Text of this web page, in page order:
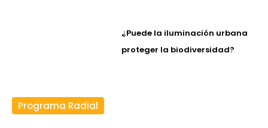
¿Puede la iluminación urbana
proteger la biodiversidad?
Programa Radial